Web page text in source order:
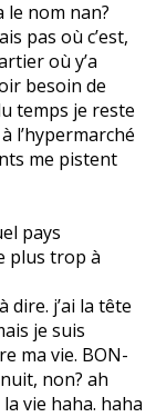
le nom nan?
pas où c’est,
où y’a
besoin de
temps je reste
l’hypermarché
me pistent
pays
plus trop à
dire. j’ai la tête
je suis
ma vie. BON-
non? ah
vie haha. haha